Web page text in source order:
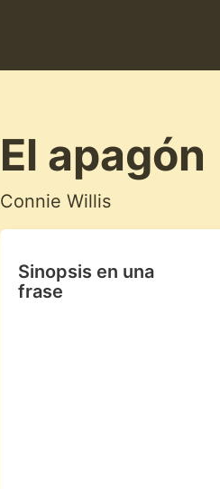
El apagón
Connie Willis
Sinopsis en una
frase